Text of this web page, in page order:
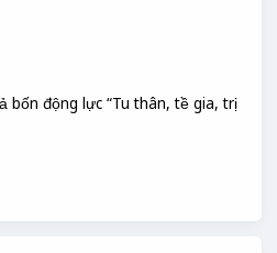
bốn động lực “Tu thân, tề gia, trị